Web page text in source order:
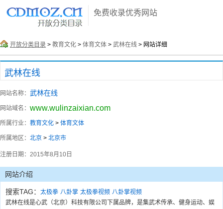
免费收录优秀网站
开放分类目录 > 教育文化 > 体育文体 > 武林在线 > 网站详细
武林在线
网站名称： 武林在线
网站域名： www.wulinzaixian.com
所属行业： 教育文化 > 体育文体
所属地区： 北京 > 北京市
注册日期： 2015年8月10日
网站介绍
搜索TAG： 太极拳 八卦掌 太极拳视频 八卦掌视频
武林在线是心武（北京）科技有限公司下属品牌，是集武术传承、健身运动、娱